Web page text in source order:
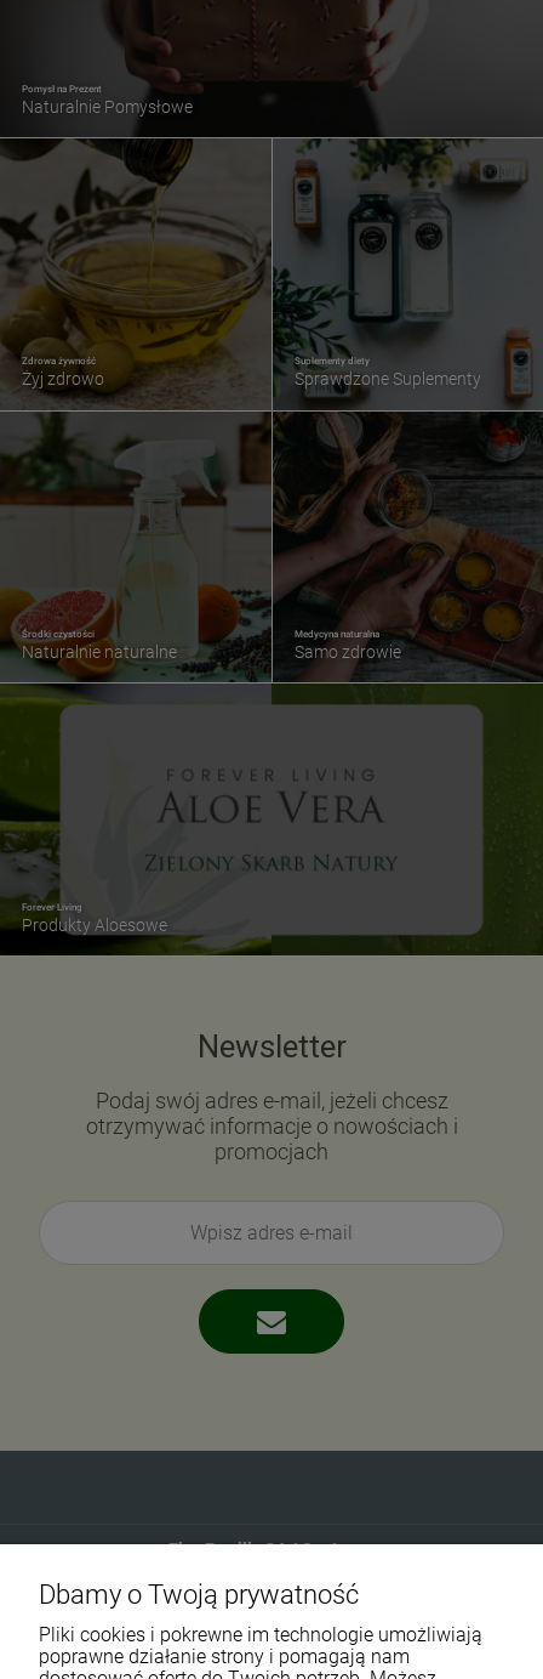
Pomysł na Prezent
Naturalnie Pomysłowe
Zdrowa żywność
Żyj zdrowo
Suplementy diety
Sprawdzone Suplementy
Forever Living
Produkty Aloesowe
Środki czystości
Naturalnie naturalne
Medycyna naturalna
Samo zdrowie
Newsletter
Podaj swój adres e-mail, jeżeli chcesz
otrzymywać informacje o nowościach i
promocjach
Eko-Familia GAJ Sp.Jawna
Gdańska 60
90-616 Łódź
Dbamy o Twoją prywatność
Pliki cookies i pokrewne im technologie umożliwiają
poprawne działanie strony i pomagają nam